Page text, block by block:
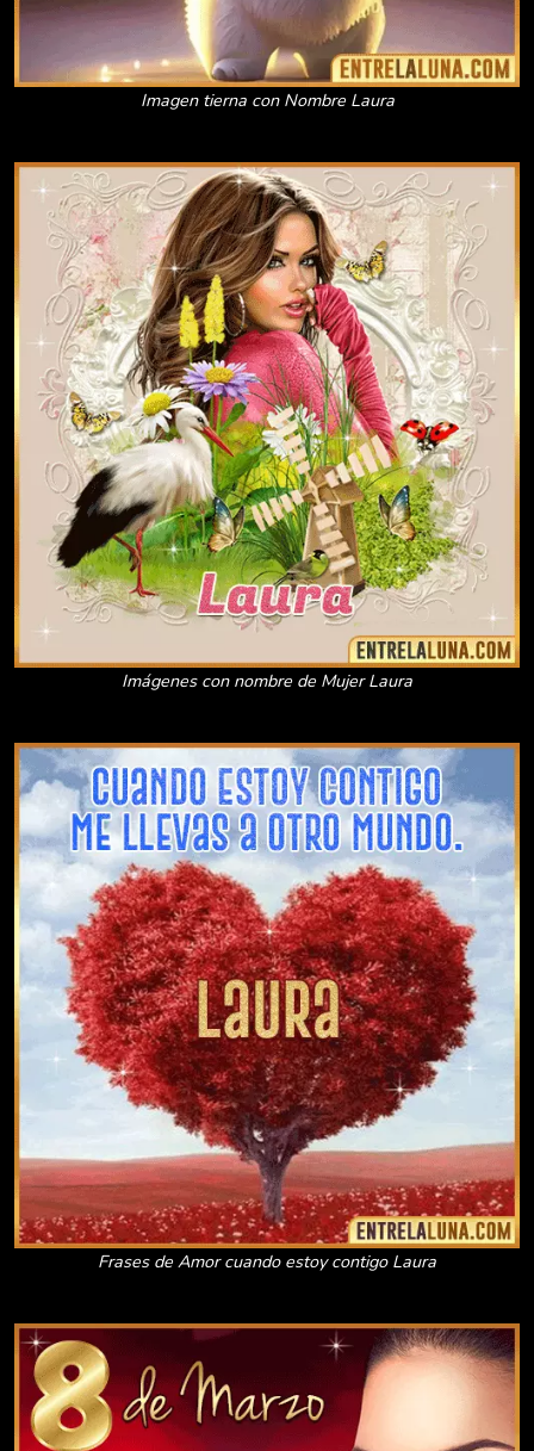
Imagen tierna con Nombre Laura
Imágenes con nombre de Mujer Laura
Frases de Amor cuando estoy contigo Laura